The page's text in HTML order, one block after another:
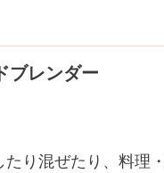
ブレンダー
たり混ぜたり、料理